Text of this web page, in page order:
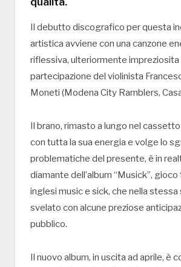
Il debutto discografico per questa
artistica avviene con una canzone
riflessiva, ulteriormente impreziosita
partecipazione del violinista
Moneti (Modena City Ramblers,
Il brano, rimasto a lungo nel
con tutta la sua energia e volge lo
problematiche del presente, è in
diamante dell’album “Musick”,
inglesi music e sick, che nella stessa
svelato con alcune preziose
pubblico.
Il nuovo album, in uscita ad aprile, è